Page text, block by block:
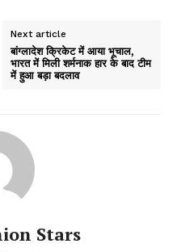
Next article
बांग्लादेश क्रिकेट में आया भूचाल,
भारत में मिली शर्मनाक हार के बाद टीम
में हुआ बड़ा बदलाव
Stars